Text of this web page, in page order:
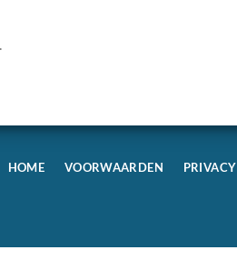
HOME VOORWAARDEN PRIVACY